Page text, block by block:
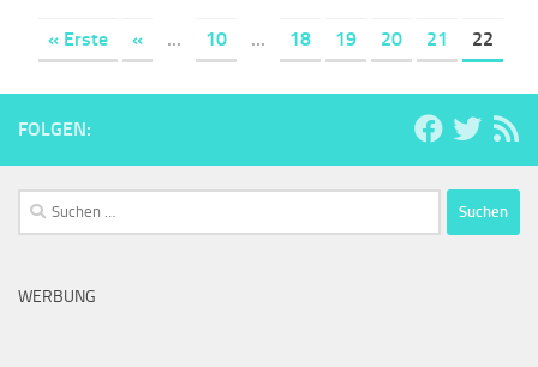
« Erste « ... 10 ... 18 19 20 21 22
FOLGEN:
Suchen
nach:
WERBUNG